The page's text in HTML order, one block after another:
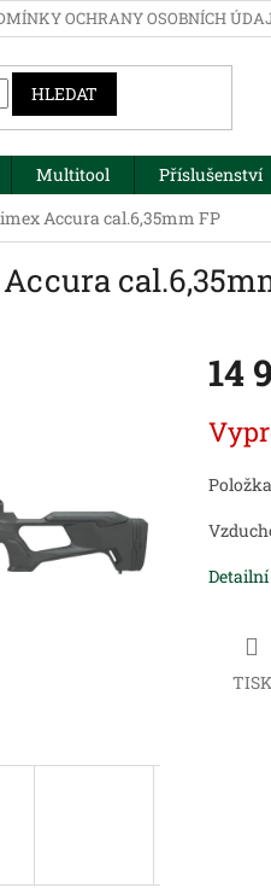
OCHRANY OSOBNÍCH
HLEDAT
Multitool Příslušenství
Accura cal.6,35mm FP
14
cena:
TISK